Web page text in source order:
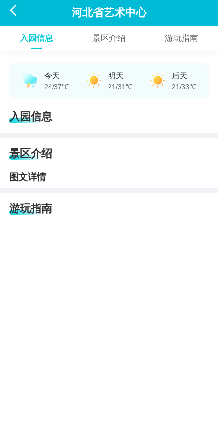
 河北省艺术中心
入园信息 景区介绍 游玩指南
今天
24/37℃
明天
21/31℃
后天
21/33℃
入园信息
景区介绍
图文详情
游玩指南